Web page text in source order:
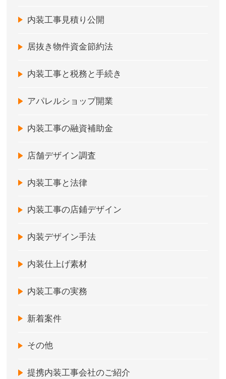
内装工事見積り公開
居抜き物件資金節約法
内装工事と税務と手続き
アパレルショップ開業
内装工事の融資補助金
店舗デザイン調査
内装工事と法律
内装工事の店鋪デザイン
内装デザイン手法
内装仕上げ素材
内装工事の実務
新着案件
その他
提携内装工事会社のご紹介